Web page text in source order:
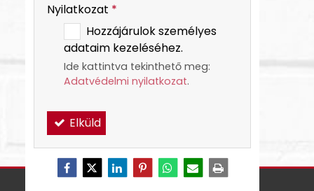
Nyilatkozat *
Hozzájárulok személyes
adataim kezeléséhez.
Ide kattintva tekinthető meg:
Adatvédelmi nyilatkozat.
Elküld